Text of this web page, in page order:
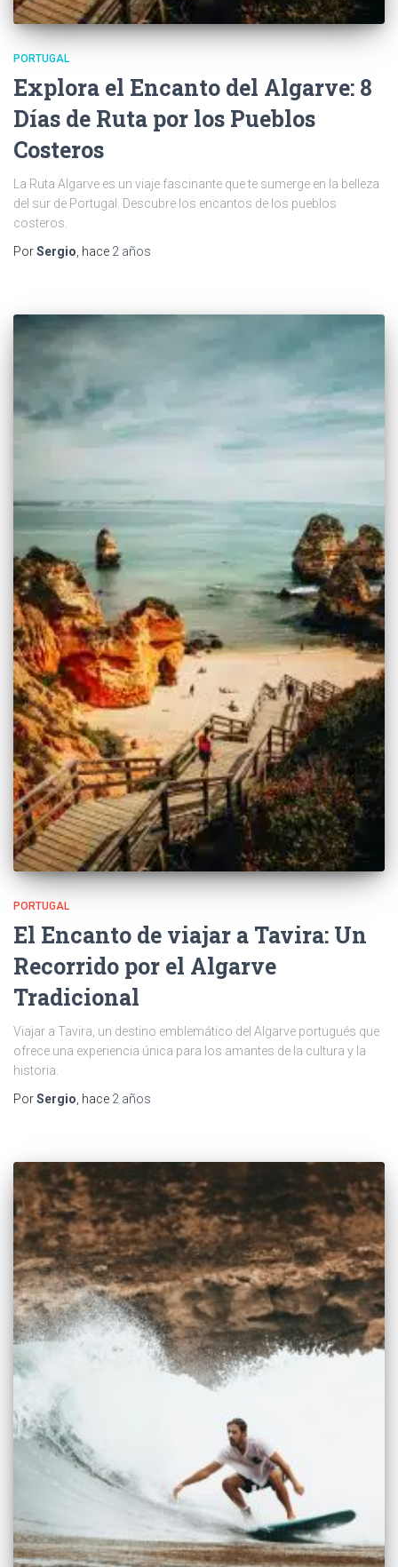
PORTUGAL
Explora el Encanto del Algarve: 8
Días de Ruta por los Pueblos
Costeros
La Ruta Algarve es un viaje fascinante que te sumerge en la belleza
del sur de Portugal. Descubre los encantos de los pueblos
costeros.
PorSergio , hace 2 años
PORTUGAL
El Encanto de viajar a Tavira: Un
Recorrido por el Algarve
Tradicional
Viajar a Tavira, un destino emblemático del Algarve portugués que
ofrece una experiencia única para los amantes de la cultura y la
historia.
PorSergio , hace 2 años